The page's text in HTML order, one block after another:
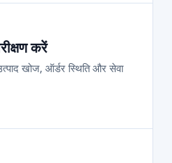
करें
खोज, ऑर्डर स्थिति और सेवा